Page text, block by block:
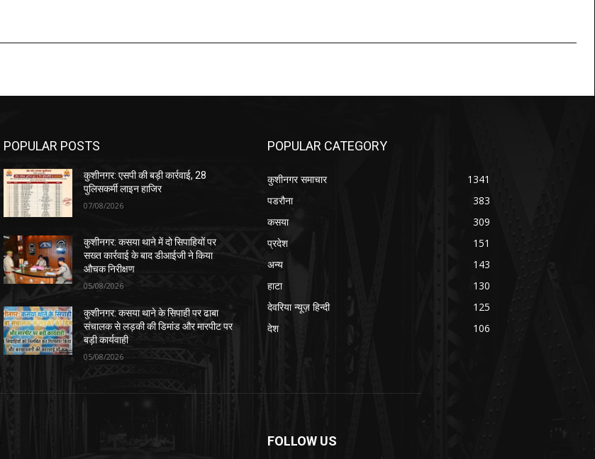
POPULAR POSTS
कुशीनगर: एसपी की बड़ी कार्रवाई, 28
पुलिसकर्मी लाइन हाजिर
07/08/2026
कुशीनगर: कसया थाने में दो सिपाहियों पर
सख्त कार्रवाई के बाद डीआईजी ने किया
औचक निरीक्षण
05/08/2026
कुशीनगर: कसया थाने के सिपाही पर ढाबा
संचालक से लड़की की डिमांड और मारपीट पर
बड़ी कार्यवाही
05/08/2026
POPULAR CATEGORY
कुशीनगर समाचार
1341
पडरौना
383
कसया
309
प्रदेश
151
अन्य
143
हाटा
130
देवरिया न्यूज़ हिन्दी
125
देश
106
FOLLOW US